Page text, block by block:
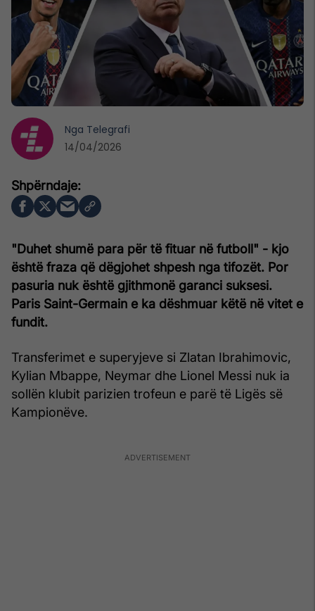
"Duhet shumë para për të fituar në futboll" - kjo
është fraza që dëgjohet shpesh nga tifozët. Por
pasuria nuk është gjithmonë garanci suksesi.
Paris Saint-Germain e ka dëshmuar këtë në vitet e
fundit.
Transferimet e superyjeve si Zlatan Ibrahimovic,
Kylian Mbappe, Neymar dhe Lionel Messi nuk ia
sollën klubit parizien trofeun e parë të Ligës së
Kampionëve.
Nga Telegrafi
14/04/2026